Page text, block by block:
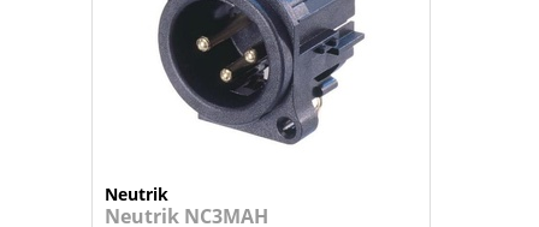
Neutrik
Neutrik NC3MAH